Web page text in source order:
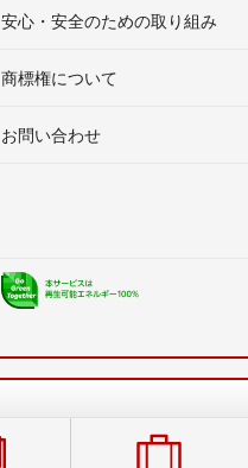
安心・安全のための取り組み
商標権について
お問い合わせ